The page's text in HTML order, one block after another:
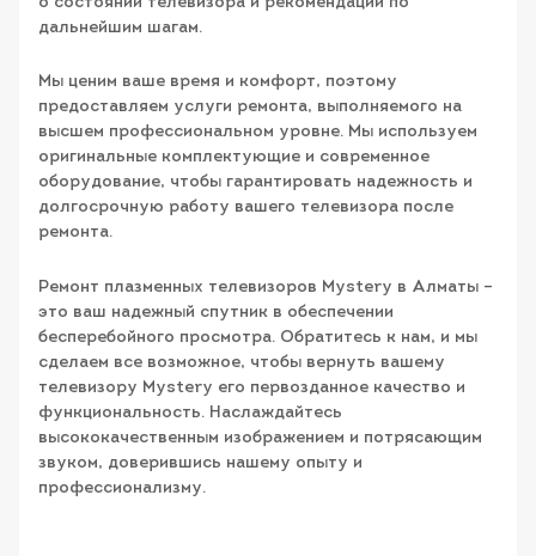
дальнейшим шагам.
Мы ценим ваше время и комфорт, поэтому
предоставляем услуги ремонта, выполняемого на
высшем профессиональном уровне. Мы используем
оригинальные комплектующие и современное
оборудование, чтобы гарантировать надежность и
долгосрочную работу вашего телевизора после
ремонта.
Ремонт плазменных телевизоров Mystery в Алматы –
это ваш надежный спутник в обеспечении
бесперебойного просмотра. Обратитесь к нам, и мы
сделаем все возможное, чтобы вернуть вашему
телевизору Mystery его первозданное качество и
функциональность. Наслаждайтесь
высококачественным изображением и потрясающим
звуком, доверившись нашему опыту и
профессионализму.